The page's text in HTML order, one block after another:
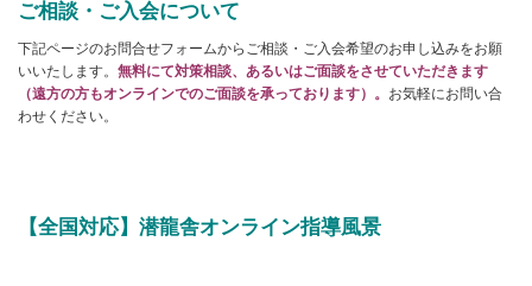
ご相談・ご入会について
下記ページのお問合せフォームからご相談・ご入会希望のお申し込みをお願
いいたします。 無料にて対策相談、あるいはご面談をさせていただきます
（遠方の方もオンラインでのご面談を承っております）。 お気軽にお問い合
わせください。
【全国対応】潜龍舎オンライン指導風景